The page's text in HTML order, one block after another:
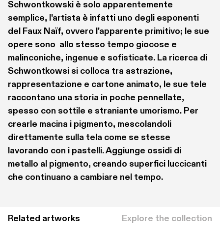
Schwontkowski è solo apparentemente
semplice, l'artista è infatti uno degli esponenti
del Faux Naïf, ovvero l'apparente primitivo; le sue
opere sono  allo stesso tempo giocose e
malinconiche, ingenue e sofisticate. La ricerca di
Schwontkowsi si colloca tra astrazione,
rappresentazione e cartone animato, le sue tele
raccontano una storia in poche pennellate,
spesso con sottile e straniante umorismo. Per
crearle macina i pigmento, mescolandoli
direttamente sulla tela come se stesse
lavorando con i pastelli. Aggiunge ossidi di
metallo al pigmento, creando superfici luccicanti
che continuano a cambiare nel tempo.
Related artworks Explore the collection